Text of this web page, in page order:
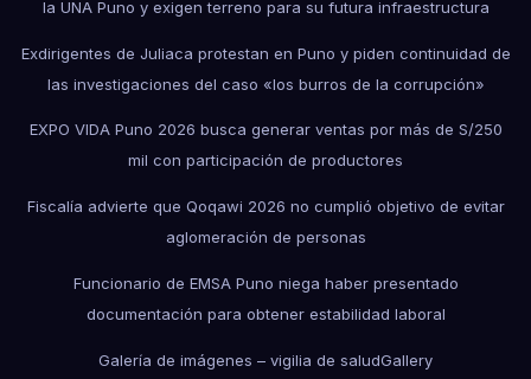
la UNA Puno y exigen terreno para su futura infraestructura
Exdirigentes de Juliaca protestan en Puno y piden continuidad de
las investigaciones del caso «los burros de la corrupción»
EXPO VIDA Puno 2026 busca generar ventas por más de S/250
mil con participación de productores
Fiscalía advierte que Qoqawi 2026 no cumplió objetivo de evitar
aglomeración de personas
Funcionario de EMSA Puno niega haber presentado
documentación para obtener estabilidad laboral
Galería de imágenes – vigilia de saludGallery